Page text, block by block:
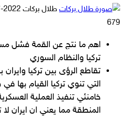
طلال بركات أرسل
2022-07-20
679
اهم ما نتج عن القمة فشل
تركيا والنظام السوري
تقاطع الرؤى بين تركيا
التي تنوي تركيا القيام
خامنئي تنفيذ العملية
المنطقة مما يعني ان ايران